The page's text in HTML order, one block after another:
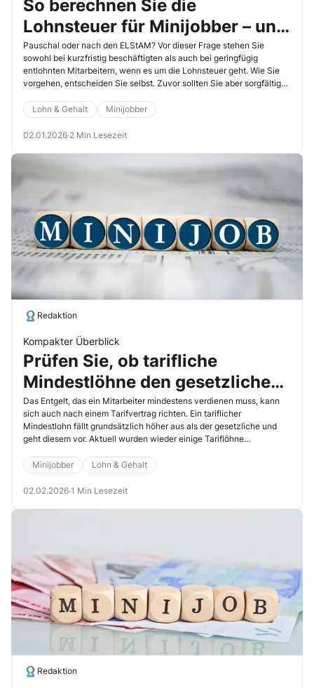
So berechnen Sie die
Lohnsteuer für Minijobber – und
nutzen alle
Einsparmöglichkeiten
Pauschal oder nach den ELStAM? Vor dieser Frage stehen Sie
sowohl bei kurzfristig beschäftigten als auch bei geringfügig
entlohnten Mitarbeitern, wenn es um die Lohnsteuer geht. Wie Sie
vorgehen, entscheiden Sie selbst. Zuvor sollten Sie aber sorgfältig
Lohn & Gehalt
Minijobber
02.01.2026·2 Min Lesezeit
Redaktion
Kompakter Überblick
Prüfen Sie, ob tarifliche
Mindestlöhne den gesetzlichen
Mindestlohn verdrängen
Das Entgelt, das ein Mitarbeiter mindestens verdienen muss, kann
sich auch nach einem Tarifvertrag richten. Ein tariflicher
Mindestlohn fällt grundsätzlich höher aus als der gesetzliche und
geht diesem vor. Aktuell wurden wieder einige Tariflöhne
Minijobber
Lohn & Gehalt
02.02.2026·1 Min Lesezeit
Redaktion